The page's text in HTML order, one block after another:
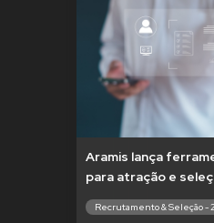
Aramis lança
para atração e
Recrutamento & Seleção -